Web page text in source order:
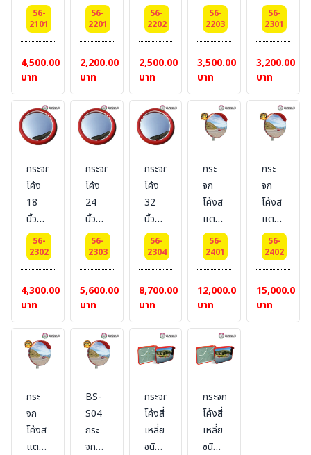
ซม.
เต็ม
โดม
56-
2101
4,500.00
บาท
เนื้อ
โพลี
คาร์บอเนต
ขอบ
พลาสติก
สีส้ม
56-
2201
2,200.00
บาท
เนื้อ
โพลี
คาร์บอเนต
ขอบ
พลาสติก
สีส้ม
56-
2202
2,500.00
บาท
เนื้อ
โพลี
คาร์บอเนต
ขอบ
พลาสติก
สีส้ม
56-
2203
3,500.00
บาท
เนื้อ
กระจก
แท้
ขอบ
วัสดุ
อะคิ
ลิคสี
แดง
56-
2301
3,200.00
บาท
กระจก
โค้ง
18
นิ้ว
เนื้อ
กระจก
แท้
ขอบ
วัสดุ
อะคิ
ลิคสี
แดง
56-
2302
4,300.00
บาท
กระจก
โค้ง
24
นิ้ว
เนื้อ
กระจก
แท้
ขอบ
วัสดุ
อะคิ
ลิคสี
แดง
56-
2303
5,600.00
บาท
กระจก
โค้ง
32
นิ้ว
เนื้อ
กระจก
แท้
ขอบ
วัสดุ
อะคิ
ลิคสี
แดง
56-
2304
8,700.00
บาท
กระ
จก
โค้งส
แตน
เลส
ขนาด
18
นิ้ว
รวม
ประกับ
ขายึด
56-
2401
12,000.00
บาท
กระ
จก
โค้งส
แตน
เลส
ขนาด
24
นิ้ว
รวม
ประกับ
56-
2402
15,000.00
บาท
กระ
จก
โค้งส
แตน
BS-
S04
กระ
จก
กระจก
โค้งสี่
เหลี่ย
ชนิดส
กระจก
โค้งสี่
เหลี่ย
ชนิดส